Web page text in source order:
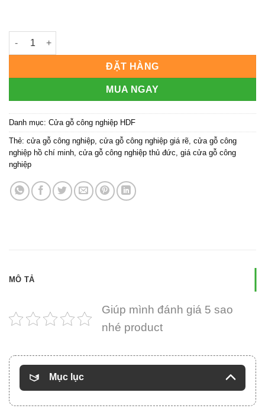
CỬA GỖ CÔNG NGHIỆP HDF KD.4A-C4 | Hoabinhdoor số lượng
ĐẶT HÀNG
MUA NGAY
Danh mục: Cửa gỗ công nghiệp HDF
Thẻ: cửa gỗ công nghiệp cửa gỗ công nghiệp giá rẽ cửa gỗ công
nghiệp hồ chí minh cửa gỗ công nghiệp thủ đức giá cửa gỗ công
nghiệp
MÔ TẢ
Giúp mình đánh giá 5 sao
nhé product
Mục lục